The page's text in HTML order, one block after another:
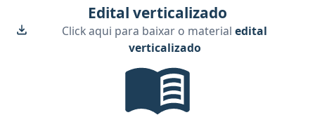
Edital verticalizado
Click aqui para baixar o materialedital
verticalizado